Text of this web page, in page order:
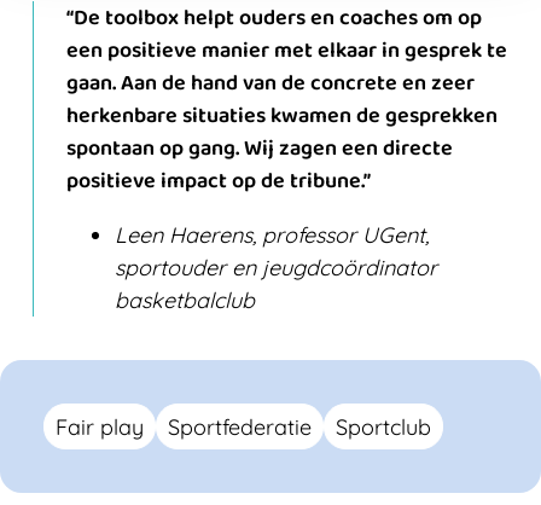
De toolbox helpt ouders en coaches om op
een positieve manier met elkaar in gesprek te
gaan. Aan de hand van de concrete en zeer
herkenbare situaties kwamen de gesprekken
spontaan op gang. Wij zagen een directe
positieve impact op de tribune.
Leen Haerens, professor UGent,
sportouder en jeugdcoördinator
basketbalclub
Fair play Sportfederatie Sportclub